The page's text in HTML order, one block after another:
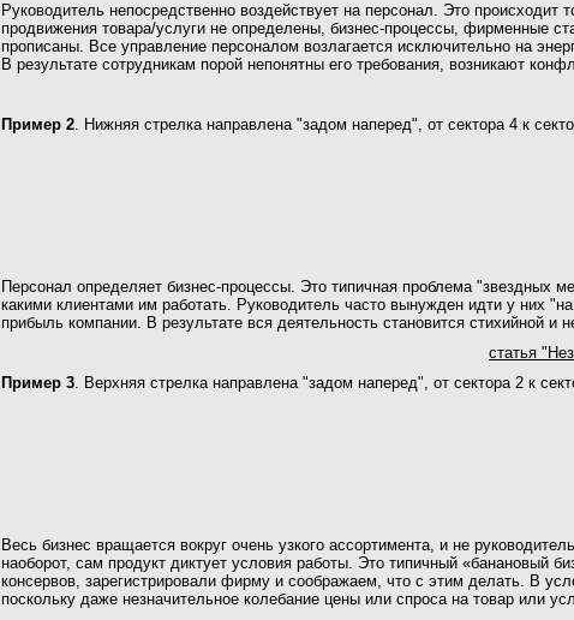
Руководитель непосредственно воздействует на персонал. Это происходит
продвижения товара/услуги не определены, бизнес-процессы, фирменные
прописаны. Все управление персоналом возлагается исключительно на
В результате сотрудникам порой непонятны его требования, возникают
Пример 2. Нижняя стрелка направлена "задом наперед", от сектора 4 к
Персонал определяет бизнес-процессы. Это типичная проблема "звездных
какими клиентами им работать. Руководитель часто вынужден идти у них
прибыль компании. В результате вся деятельность становится стихийной и
статья
Пример 3. Верхняя стрелка направлена "задом наперед", от сектора 2 к
Весь бизнес вращается вокруг очень узкого ассортимента, и не
наоборот, сам продукт диктует условия работы. Это типичный «банановый
консервов, зарегистрировали фирму и соображаем, что с этим делать. В
поскольку даже незначительное колебание цены или спроса на товар или